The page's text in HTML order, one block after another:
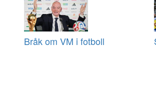
Bråk om VM i fotboll